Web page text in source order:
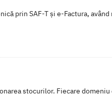
prin SAF-T și e-Factura, având
stocurilor. Fiecare